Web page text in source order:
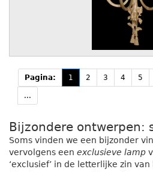
Pagina: 1 2 3 4 5
...
Bijzondere ontwerpen:
Soms vinden we een bijzonder
vervolgens een exclusieve lamp
‘exclusief’ in de letterlijke zin